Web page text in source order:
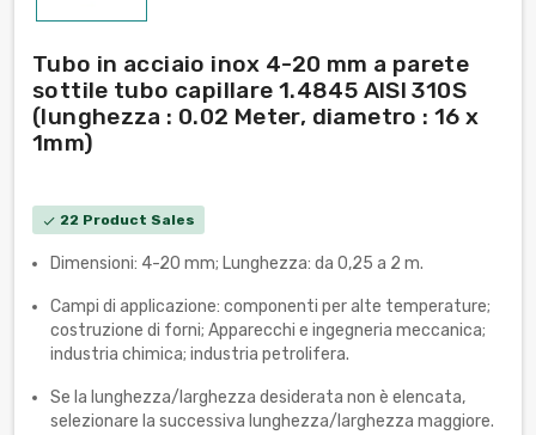
Tubo in acciaio inox 4-20 mm a parete
sottile tubo capillare 1.4845 AISI 310S
(lunghezza : 0.02 Meter, diametro : 16 x
1mm)
check 22 Product Sales
Dimensioni: 4-20 mm; Lunghezza: da 0,25 a 2 m.
Campi di applicazione: componenti per alte temperature;
costruzione di forni; Apparecchi e ingegneria meccanica;
industria chimica; industria petrolifera.
Se la lunghezza/larghezza desiderata non è elencata,
selezionare la successiva lunghezza/larghezza maggiore.